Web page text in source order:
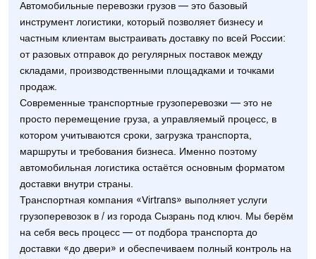
Автомобильные перевозки грузов — это базовый
инструмент логистики, который позволяет бизнесу и
частным клиентам выстраивать доставку по всей России:
от разовых отправок до регулярных поставок между
складами, производственными площадками и точками
продаж.
Современные транспортные грузоперевозки — это не
просто перемещение груза, а управляемый процесс, в
котором учитываются сроки, загрузка транспорта,
маршруты и требования бизнеса. Именно поэтому
автомобильная логистика остаётся основным форматом
доставки внутри страны.
Транспортная компания «Virtrans» выполняет услуги
грузоперевозок в / из города Сызрань под ключ. Мы берём
на себя весь процесс — от подбора транспорта до
доставки «до двери» и обеспечиваем полный контроль на